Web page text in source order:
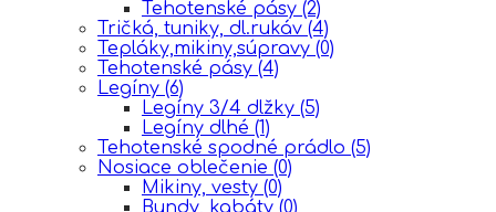
Tehotenské pásy (2)
Tričká, tuniky, dl.rukáv (4)
Tepláky,mikiny,súpravy (0)
Tehotenské pásy (4)
Legíny (6)
Legíny 3/4 dlžky (5)
Legíny dlhé (1)
Tehotenské spodné prádlo (5)
Nosiace oblečenie (0)
Mikiny, vesty (0)
Bundy, kabáty (0)